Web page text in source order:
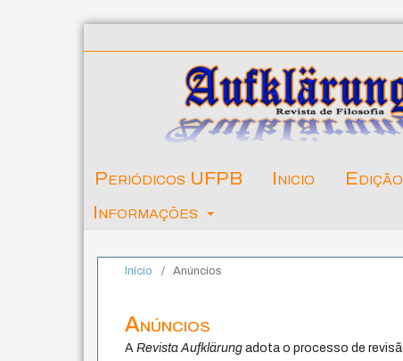
Periódicos UFPB Inicio
Informações
Início / Anúncios
Anúncios
ARevista Aufklärung adota o processo de